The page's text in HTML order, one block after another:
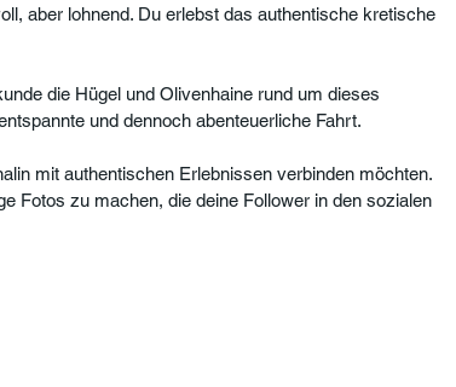
aber lohnend. Du erlebst das authentische kretische
die Hügel und Olivenhaine rund um dieses
und dennoch abenteuerliche Fahrt.
mit authentischen Erlebnissen verbinden möchten.
Fotos zu machen, die deine Follower in den sozialen